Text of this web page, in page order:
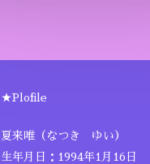
★Plofile
夏来唯（なつき ゆい）
生年月日：1994年1月16日